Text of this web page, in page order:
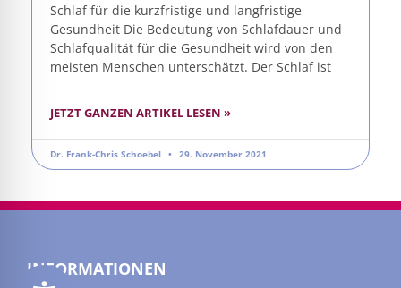
Schlaf für die kurzfristige und langfristige
Gesundheit Die Bedeutung von Schlafdauer und
Schlafqualität für die Gesundheit wird von den
meisten Menschen unterschätzt. Der Schlaf ist
JETZT GANZEN ARTIKEL LESEN »
Dr. Frank-Chris Schoebel 29. November 2021
INFORMATIONEN